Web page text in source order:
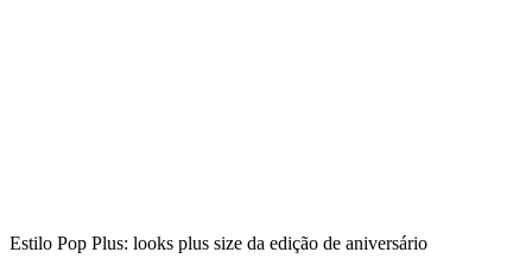
Estilo Pop Plus: looks plus size da edição de aniversário